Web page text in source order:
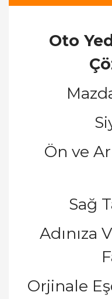
Oto
Ön ve
Sağ
Adınıza
Orjinale